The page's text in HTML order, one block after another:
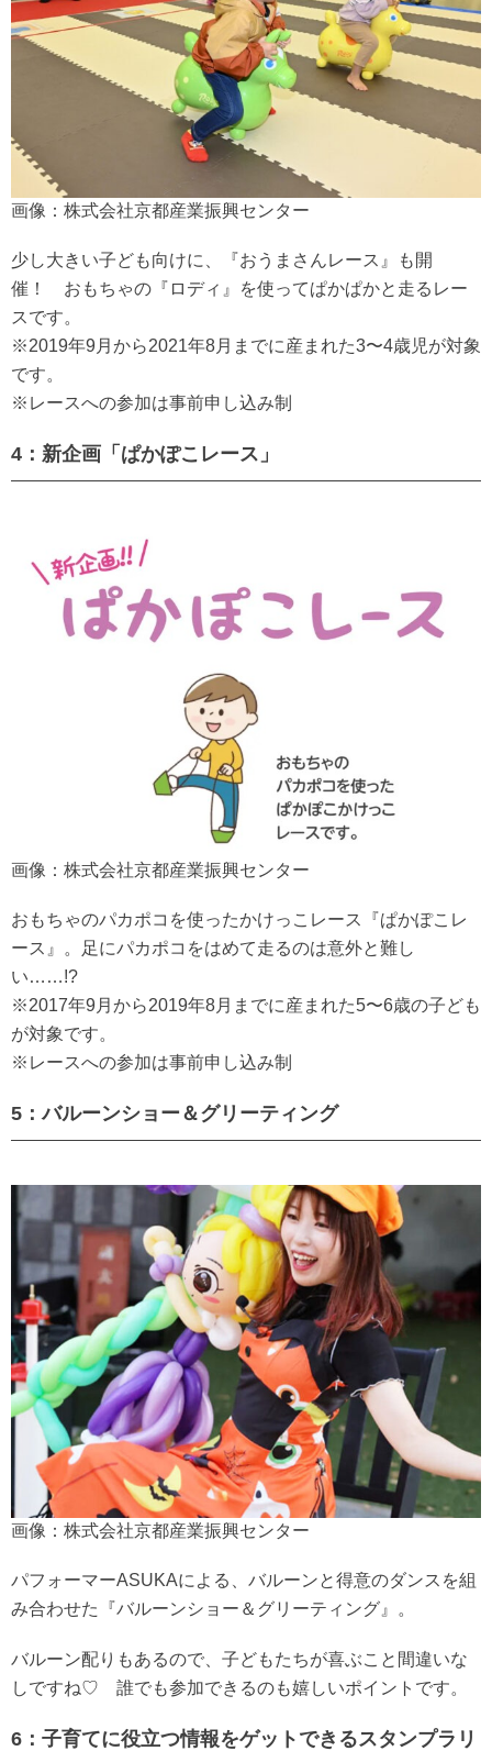
画像：株式会社京都産業振興センター
少し大きい子ども向けに、『おうまさんレース』も開
催！ おもちゃの『ロディ』を使ってぱかぱかと走るレー
スです。
※2019年9月から2021年8月までに産まれた3〜4歳児が対象
です。
※レースへの参加は事前申し込み制
4：新企画「ぱかぽこレース」
画像：株式会社京都産業振興センター
おもちゃのパカポコを使ったかけっこレース『ぱかぽこレ
ース』。足にパカポコをはめて走るのは意外と難し
い……!?
※2017年9月から2019年8月までに産まれた5〜6歳の子ども
が対象です。
※レースへの参加は事前申し込み制
5：バルーンショー＆グリーティング
画像：株式会社京都産業振興センター
パフォーマーASUKAによる、バルーンと得意のダンスを組
み合わせた『バルーンショー＆グリーティング』。
バルーン配りもあるので、子どもたちが喜ぶこと間違いな
しですね♡ 誰でも参加できるのも嬉しいポイントです。
6：子育てに役立つ情報をゲットできるスタンプラリ